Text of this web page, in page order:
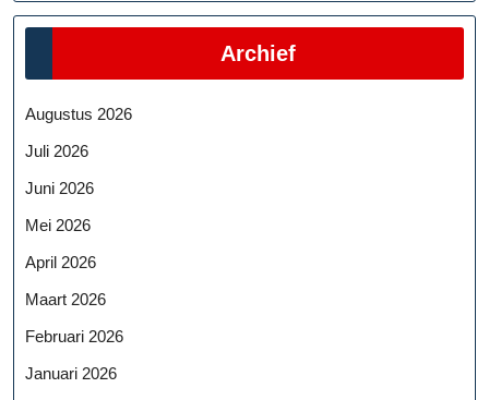
Archief
Augustus 2026
Juli 2026
Juni 2026
Mei 2026
April 2026
Maart 2026
Februari 2026
Januari 2026